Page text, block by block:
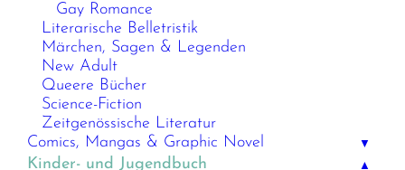
Gay Romance
Literarische Belletristik
Märchen, Sagen & Legenden
New Adult
Queere Bücher
Science-Fiction
Zeitgenössische Literatur
Comics, Mangas & Graphic Novel
▼
Kinder- und Jugendbuch ▲